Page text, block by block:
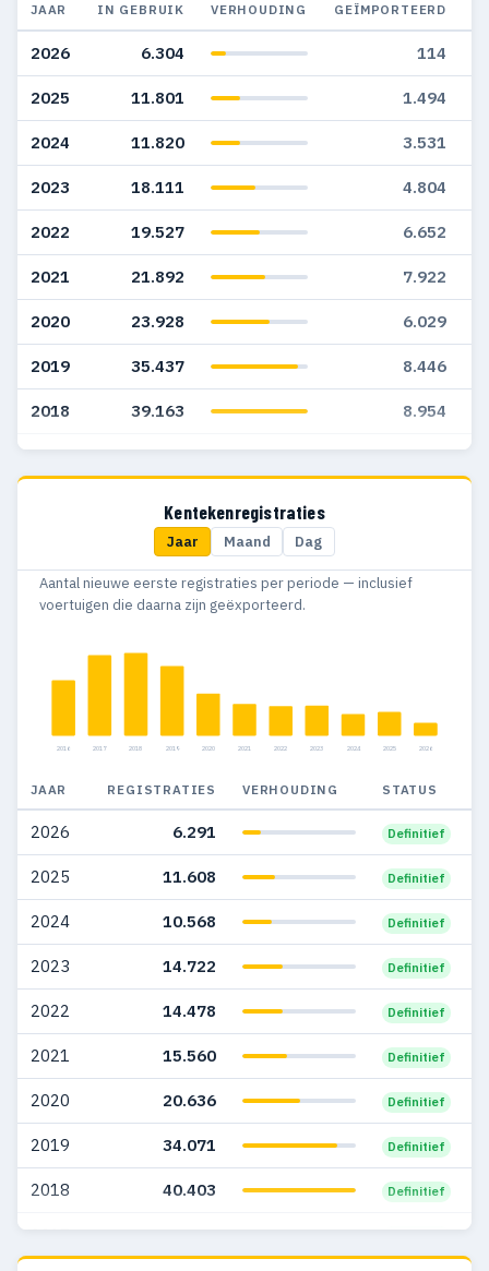
JAAR IN GEBRUIK VERHOUDING GEÏMPORTEERD
2026 6.304 114
2025 11.801 1.494
2024 11.820 3.531
2023 18.111 4.804
2022 19.527 6.652
2021 21.892 7.922
2020 23.928 6.029
2019 35.437 8.446
2018 39.163 8.954
2017 38.111 9.259
26.676
2014 23.999 6.505
2012
7.567
2009 21.308 5.776
2008 26.538 3.964
2007 25.973 3.254
2006 18.976 2.384
2005 15.676 1.739
2004 15.196 1.124
2003 13.785 785
2002 9.970 545
2001 8.080 458
1999 3.352 132
Kentekenregistraties
Jaar Maand Dag
Aantal nieuwe eerste registraties per periode — inclusief
voertuigen die daarna zijn geëxporteerd.
2016 2017 2018 2019 2020 2021 2022 2023 2024 2025 2026
JAAR REGISTRATIES VERHOUDING STATUS
2026 6.291 Definitief
2025 11.608 Definitief
2024 10.568 Definitief
2023 14.722 Definitief
2022 14.478 Definitief
2021 15.560 Definitief
2020 20.636 Definitief
2019 34.071 Definitief
2018 40.403 Definitief
2017 39.278